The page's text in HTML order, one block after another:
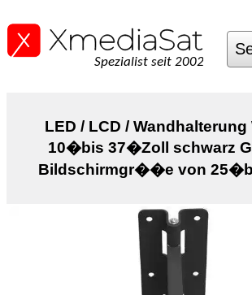
Spezialist seit 2002
LED / LCD / Wandhalterung
10�bis 37�Zoll schwarz
Bildschirmgr��e von